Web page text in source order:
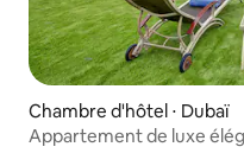
Chambre d'hôtel ⋅ Dubaï
Appartement de luxe